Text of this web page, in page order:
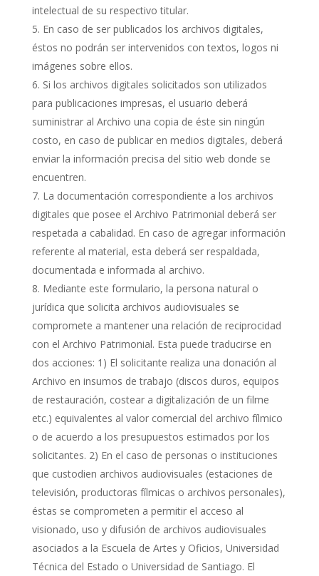
intelectual de su respectivo titular.
En caso de ser publicados los archivos digitales,
éstos no podrán ser intervenidos con textos, logos ni
imágenes sobre ellos.
Si los archivos digitales solicitados son utilizados
para publicaciones impresas, el usuario deberá
suministrar al Archivo una copia de éste sin ningún
costo, en caso de publicar en medios digitales, deberá
enviar la información precisa del sitio web donde se
encuentren.
La documentación correspondiente a los archivos
digitales que posee el Archivo Patrimonial deberá ser
respetada a cabalidad. En caso de agregar información
referente al material, esta deberá ser respaldada,
documentada e informada al archivo.
Mediante este formulario, la persona natural o
jurídica que solicita archivos audiovisuales se
compromete a mantener una relación de reciprocidad
con el Archivo Patrimonial. Esta puede traducirse en
dos acciones: 1) El solicitante realiza una donación al
Archivo en insumos de trabajo (discos duros, equipos
de restauración, costear a digitalización de un filme
etc.) equivalentes al valor comercial del archivo fílmico
o de acuerdo a los presupuestos estimados por los
solicitantes. 2) En el caso de personas o instituciones
que custodien archivos audiovisuales (estaciones de
televisión, productoras fílmicas o archivos personales),
éstas se comprometen a permitir el acceso al
visionado, uso y difusión de archivos audiovisuales
asociados a la Escuela de Artes y Oficios, Universidad
Técnica del Estado o Universidad de Santiago. El